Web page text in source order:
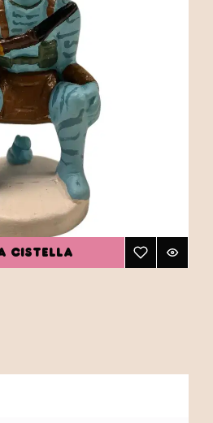
CISTELLA